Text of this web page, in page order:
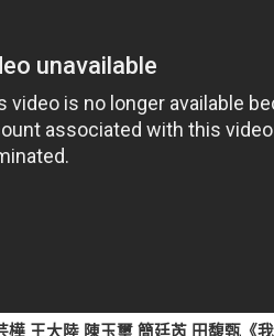
樺 王大陸 陳玉璽 簡廷芮 田馥甄《